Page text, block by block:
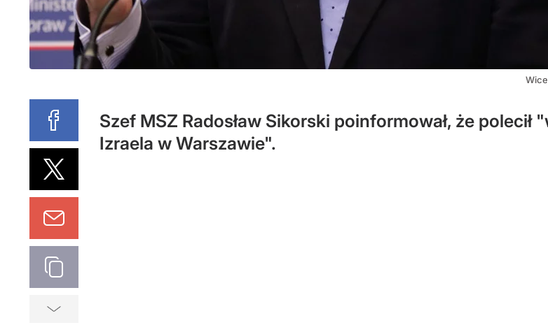
Szef MSZ Radosław Sikorski poinformował, że polecił
Izraela w Warszawie".